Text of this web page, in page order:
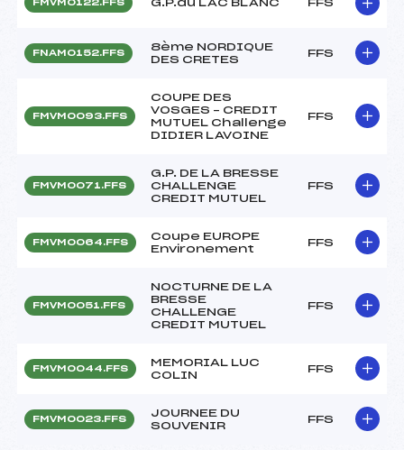
FMVM0122.FFS G.P.du LAC BLANC FFS
FNAM0152.FFS
8ème NORDIQUE
DES CRETES
FFS
FMVM0093.FFS
COUPE DES
VOSGES – CREDIT
MUTUEL Challenge
DIDIER LAVOINE
FFS
FMVM0071.FFS
G.P. DE LA BRESSE
CHALLENGE
CREDIT MUTUEL
FFS
FMVM0064.FFS
Coupe EUROPE
Environement
FFS
FMVM0051.FFS
NOCTURNE DE LA
BRESSE
CHALLENGE
CREDIT MUTUEL
FFS
FMVM0044.FFS
MEMORIAL LUC
COLIN
FFS
FMVM0023.FFS
JOURNEE DU
SOUVENIR
FFS